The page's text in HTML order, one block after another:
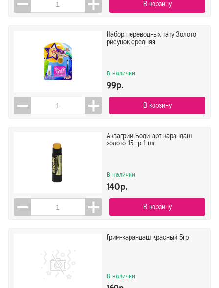
В корзину
Набор переводных тату Золото
рисунок средняя
В наличии
99р.
В корзину
Аквагрим Боди-арт карандаш
золото 15 гр 1 шт
В наличии
140р.
В корзину
Грим-карандаш Красный 5гр
В наличии